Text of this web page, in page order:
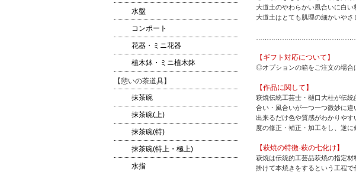
大道土のやわらかい風合いに白い
大道土はとても肌理の細かいやさ
【ギフト対応について】
◎オプションの箱をご注文の場合
【作品に関して】
萩焼伝統工芸士・樋口大桂が伝
合い・風合いが一つ一つ微妙に違
出来るだけ色や質感がわかりや
度の修正・補正・加工をし、逆
【萩焼の特徴-萩の七化け】
萩焼は伝統的工芸品萩焼の指定
掛けて本焼きをするという工程
水盤
コンポート
花器・ミニ花器
植木鉢・ミニ植木鉢
【憩いの茶道具】
抹茶碗
抹茶碗(上)
抹茶碗(特)
抹茶碗(特上・極上)
水指